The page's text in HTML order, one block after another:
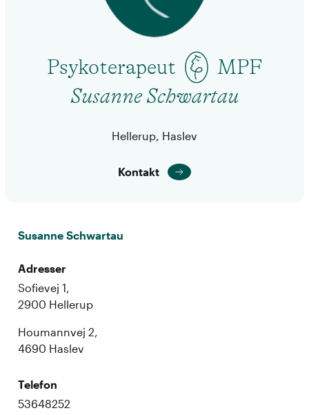
Psykoterapeut
MPF
Susanne Schwartau
Hellerup, Haslev
Kontakt
Susanne Schwartau
Adresser
Sofievej 1,
2900 Hellerup
Houmannvej 2,
4690 Haslev
Telefon
53648252